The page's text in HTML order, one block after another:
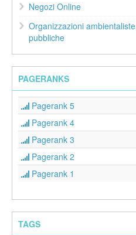
Negozi Online
Organizzazioni
pubbliche
PAGERANKS
Pagerank 5
Pagerank 4
Pagerank 3
Pagerank 2
Pagerank 1
TAGS